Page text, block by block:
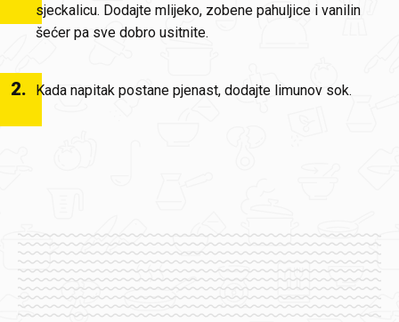
sjeckalicu. Dodajte mlijeko, zobene pahuljice i vanilin
šećer pa sve dobro usitnite.
2. Kada napitak postane pjenast, dodajte limunov sok.